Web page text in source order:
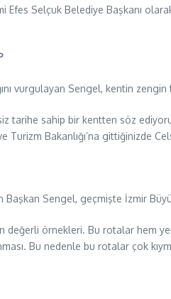
Selçuk Belediye Başkanı
vurgulayan Sengel, kentin
tarihe sahip bir kentten söz
Turizm Bakanlığı’na gittiğinizde
Sengel, geçmişte İzmir
değerli örnekleri. Bu rotalar
Bu nedenle bu rotalar çok